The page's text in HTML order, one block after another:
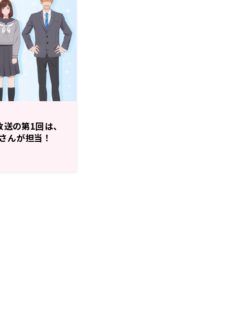
の第1回は、
んが担当！